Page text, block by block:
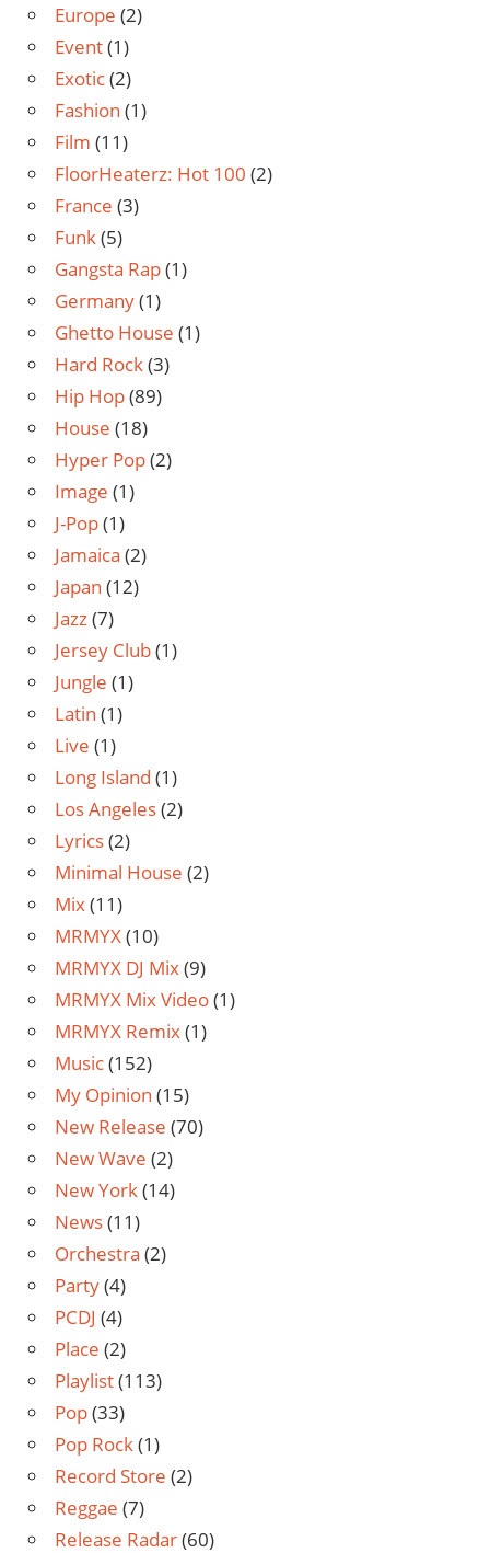
Europe (2)
Event(1)
Exotic(2)
Fashion (1)
Film (11)
FloorHeaterz: Hot 100 (2)
France (3)
Funk(5)
Gangsta Rap(1)
Germany(1)
Ghetto House (1)
Hard Rock(3)
Hip Hop(89)
House (18)
Hyper Pop(2)
Image (1)
J-Pop(1)
Jamaica (2)
Japan (12)
Jazz(7)
Jersey Club(1)
Jungle (1)
Latin (1)
Live (1)
Long Island (1)
Los Angeles(2)
Lyrics(2)
Minimal House (2)
Mix(11)
MRMYX(10)
MRMYX DJ Mix(9)
MRMYX Mix Video(1)
MRMYX Remix(1)
Music(152)
My Opinion (15)
New Release (70)
New Wave (2)
New York(14)
News(11)
Orchestra (2)
Party(4)
PCDJ (4)
Place (2)
Playlist(113)
Pop(33)
Pop Rock(1)
Record Store (2)
Reggae (7)
Release Radar(60)